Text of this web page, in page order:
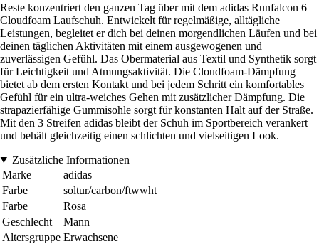
Reste konzentriert den ganzen Tag über mit dem adidas Runfalcon 6
Cloudfoam Laufschuh. Entwickelt für regelmäßige, alltägliche
Leistungen, begleitet er dich bei deinen morgendlichen Läufen und bei
deinen täglichen Aktivitäten mit einem ausgewogenen und
zuverlässigen Gefühl. Das Obermaterial aus Textil und Synthetik sorgt
für Leichtigkeit und Atmungsaktivität. Die Cloudfoam-Dämpfung
bietet ab dem ersten Kontakt und bei jedem Schritt ein komfortables
Gefühl für ein ultra-weiches Gehen mit zusätzlicher Dämpfung. Die
strapazierfähige Gummisohle sorgt für konstanten Halt auf der Straße.
Mit den 3 Streifen adidas bleibt der Schuh im Sportbereich verankert
und behält gleichzeitig einen schlichten und vielseitigen Look.
Zusätzliche Informationen
Marke
adidas
Farbe
soltur/carbon/ftwwht
Farbe
Rosa
Geschlecht
Mann
Altersgruppe Erwachsene